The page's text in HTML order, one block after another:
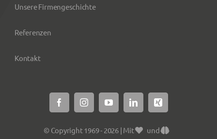
Unsere Firmengeschichte
Referenzen
Kontakt
© Copyright 1969 - 2026 | Mit
und